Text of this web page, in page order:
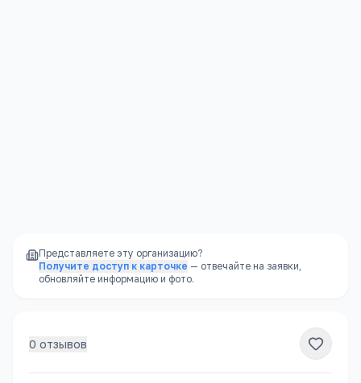
Представляете эту организацию?
Получите доступ к карточке — отвечайте на заявки,
обновляйте информацию и фото.
0 отзывов